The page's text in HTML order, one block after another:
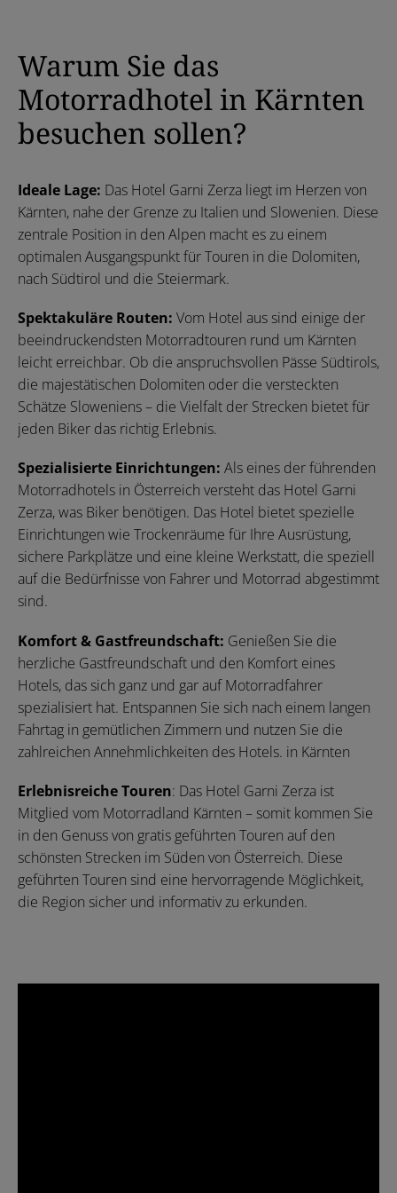
Warum Sie das
Motorradhotel in Kärnten
besuchen sollen?
Ideale Lage: Das Hotel Garni Zerza liegt im Herzen von
Kärnten, nahe der Grenze zu Italien und Slowenien. Diese
zentrale Position in den Alpen macht es zu einem
optimalen Ausgangspunkt für Touren in die Dolomiten,
nach Südtirol und die Steiermark.
Spektakuläre Routen: Vom Hotel aus sind einige der
beeindruckendsten Motorradtouren rund um Kärnten
leicht erreichbar. Ob die anspruchsvollen Pässe Südtirols,
die majestätischen Dolomiten oder die versteckten
Schätze Sloweniens – die Vielfalt der Strecken bietet für
jeden Biker das richtig Erlebnis.
Spezialisierte Einrichtungen: Als eines der führenden
Motorradhotels in Österreich versteht das Hotel Garni
Zerza, was Biker benötigen. Das Hotel bietet spezielle
Einrichtungen wie Trockenräume für Ihre Ausrüstung,
sichere Parkplätze und eine kleine Werkstatt, die speziell
auf die Bedürfnisse von Fahrer und Motorrad abgestimmt
sind.
Komfort & Gastfreundschaft: Genießen Sie die
herzliche Gastfreundschaft und den Komfort eines
Hotels, das sich ganz und gar auf Motorradfahrer
spezialisiert hat. Entspannen Sie sich nach einem langen
Fahrtag in gemütlichen Zimmern und nutzen Sie die
zahlreichen Annehmlichkeiten des Hotels. in Kärnten
Erlebnisreiche Touren: Das Hotel Garni Zerza ist
Mitglied vom Motorradland Kärnten – somit kommen Sie
in den Genuss von gratis geführten Touren auf den
schönsten Strecken im Süden von Österreich. Diese
geführten Touren sind eine hervorragende Möglichkeit,
die Region sicher und informativ zu erkunden.